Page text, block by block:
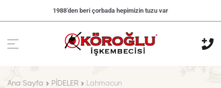
1988’den beri çorbada hepimizin tuzu var
Ana Sayfa PİDELER Lahmacun